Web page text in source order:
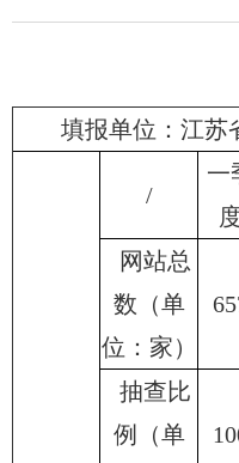
填报单位：江苏
/
一
网站总
数（单
位：家）
抽查比
例（单